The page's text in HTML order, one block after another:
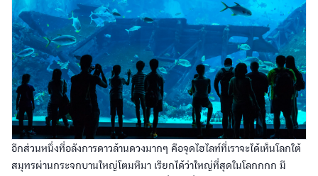
อีกส่วนหนึ่งที่อลังการดาวล้านดวงมากๆ คือจุดไฮไลท์ที่เราจะได้เห็นโลกใต้
สมุทรผ่านกระจกบานใหญ่โตมหึมา เรียกได้ว่าใหญ่ที่สุดในโลกกกก มี